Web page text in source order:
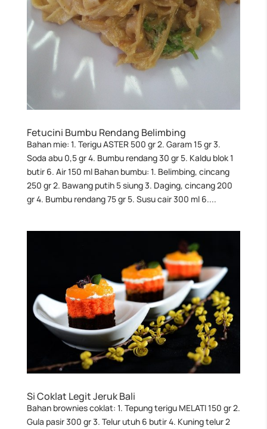
Fetucini Bumbu Rendang Belimbing
Bahan mie: 1. Terigu ASTER 500 gr 2. Garam 15 gr 3.
Soda abu 0,5 gr 4. Bumbu rendang 30 gr 5. Kaldu blok 1
butir 6. Air 150 ml Bahan bumbu: 1. Belimbing, cincang
250 gr 2. Bawang putih 5 siung 3. Daging, cincang 200
gr 4. Bumbu rendang 75 gr 5. Susu cair 300 ml 6....
Si Coklat Legit Jeruk Bali
Bahan brownies coklat: 1. Tepung terigu MELATI 150 gr 2.
Gula pasir 300 gr 3. Telur utuh 6 butir 4. Kuning telur 2